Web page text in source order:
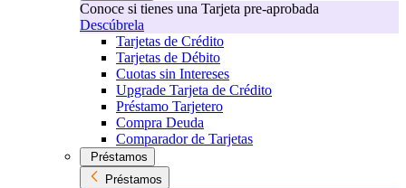
Conoce si tienes una Tarjeta pre-aprobada
Descúbrela
Tarjetas de Crédito
Tarjetas de Débito
Cuotas sin Intereses
Upgrade Tarjeta de Crédito
Préstamo Tarjetero
Compra Deuda
Comparador de Tarjetas
Préstamos
Préstamos